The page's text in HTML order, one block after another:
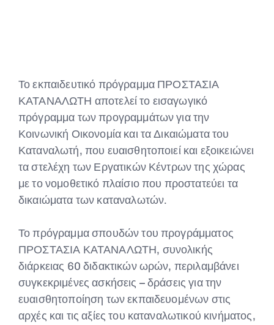
Το εκπαιδευτικό πρόγραμμα ΠΡΟΣΤΑΣΙΑ
ΚΑΤΑΝΑΛΩΤΗ αποτελεί το εισαγωγικό
πρόγραμμα των προγραμμάτων για την
Κοινωνική Οικονομία και τα Δικαιώματα του
Καταναλωτή, που ευαισθητοποιεί και εξοικειώνει
τα στελέχη των Εργατικών Κέντρων της χώρας
με το νομοθετικό πλαίσιο που προστατεύει τα
δικαιώματα των καταναλωτών.
Το πρόγραμμα σπουδών του προγράμματος
ΠΡΟΣΤΑΣΙΑ ΚΑΤΑΝΑΛΩΤΗ, συνολικής
διάρκειας 60 διδακτικών ωρών, περιλαμβάνει
συγκεκριμένες ασκήσεις – δράσεις για την
ευαισθητοποίηση των εκπαιδευομένων στις
αρχές και τις αξίες του καταναλωτικού κινήματος,